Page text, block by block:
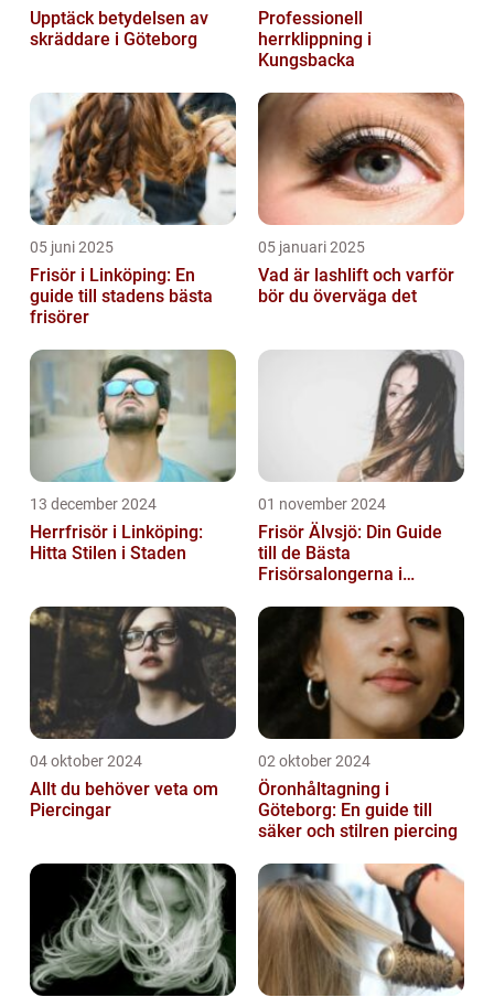
Upptäck betydelsen av
skräddare i Göteborg
Professionell
herrklippning i
Kungsbacka
05 juni 2025
Frisör i Linköping: En
guide till stadens bästa
frisörer
05 januari 2025
Vad är lashlift och varför
bör du överväga det
13 december 2024
Herrfrisör i Linköping:
Hitta Stilen i Staden
01 november 2024
Frisör Älvsjö: Din Guide
till de Bästa
Frisörsalongerna i
04 oktober 2024
Allt du behöver veta om
Piercingar
02 oktober 2024
Öronhåltagning i
Göteborg: En guide till
säker och stilren piercing